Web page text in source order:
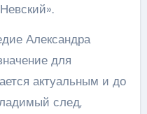
Александра
для
актуальным и до
след,